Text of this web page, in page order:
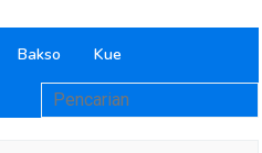
Bakso Kue